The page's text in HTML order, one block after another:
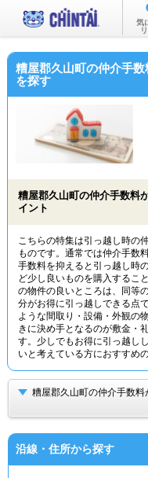
気
糟屋郡久山町の仲介手
を探す
糟屋郡久山町の仲介手数料
イント
こちらの特集は引っ越し時の
ものです。通常では仲介手数
手数料を抑えると引っ越し時
ど少し良いものを購入するこ
の物件の良いところは、同等
分がお得に引っ越しできる点
ような間取り・設備・外観の
きに決め手となるのが敷金・
す。少しでもお得に引っ越し
いと考えている方におすすめ
糟屋郡久山町の仲介手数
沿線・住所から探す